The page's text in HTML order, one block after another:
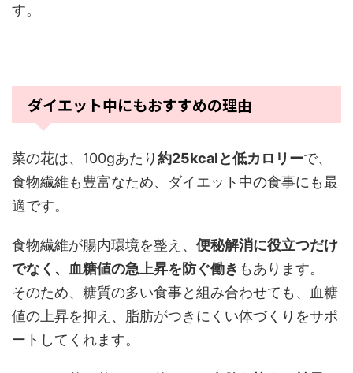
す。
ダイエット中にもおすすめの理由
菜の花は、100gあたり約25kcalと低カロリーで、
食物繊維も豊富なため、ダイエット中の食事にも最
適です。
食物繊維が腸内環境を整え、 便秘解消に役立つだけ
でなく、血糖値の急上昇を防ぐ働き もあります。
そのため、糖質の多い食事と組み合わせても、血糖
値の上昇を抑え、脂肪がつきにくい体づくりをサポ
ートしてくれます。